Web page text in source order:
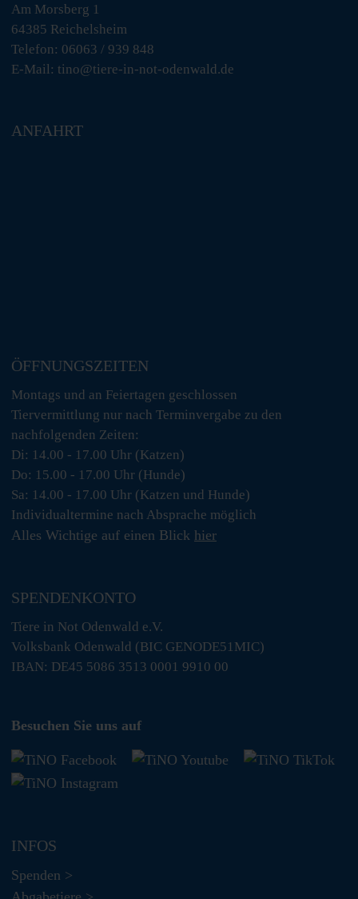
Am Morsberg 1
64385 Reichelsheim
Telefon: 06063 / 939 848
E-Mail: tino@tiere-in-not-odenwald.de
ANFAHRT
ÖFFNUNGSZEITEN
Montags und an Feiertagen geschlossen
Tiervermittlung nur nach Terminvergabe zu den
nachfolgenden Zeiten:
Di: 14.00 - 17.00 Uhr (Katzen)
Do: 15.00 - 17.00 Uhr (Hunde)
Sa: 14.00 - 17.00 Uhr (Katzen und Hunde)
Individualtermine nach Absprache möglich
Alles Wichtige auf einen Blick hier
SPENDENKONTO
Tiere in Not Odenwald e.V.
Volksbank Odenwald (BIC GENODE51MIC)
IBAN: DE45 5086 3513 0001 9910 00
Besuchen Sie uns auf
INFOS
Spenden >